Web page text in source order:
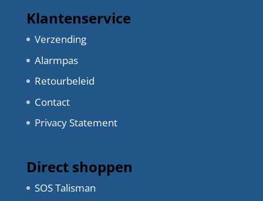
Klantenservice
Verzending
Alarmpas
Retourbeleid
Contact
Privacy Statement
Direct shoppen
SOS Talisman